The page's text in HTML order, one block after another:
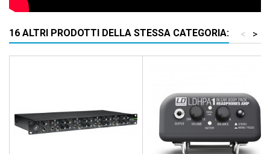
16 ALTRI PRODOTTI DELLA STESSA CATEGORIA: >
<